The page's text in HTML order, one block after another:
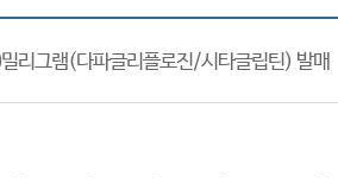
리그램(다파글리플로진/시타글립틴) 발매